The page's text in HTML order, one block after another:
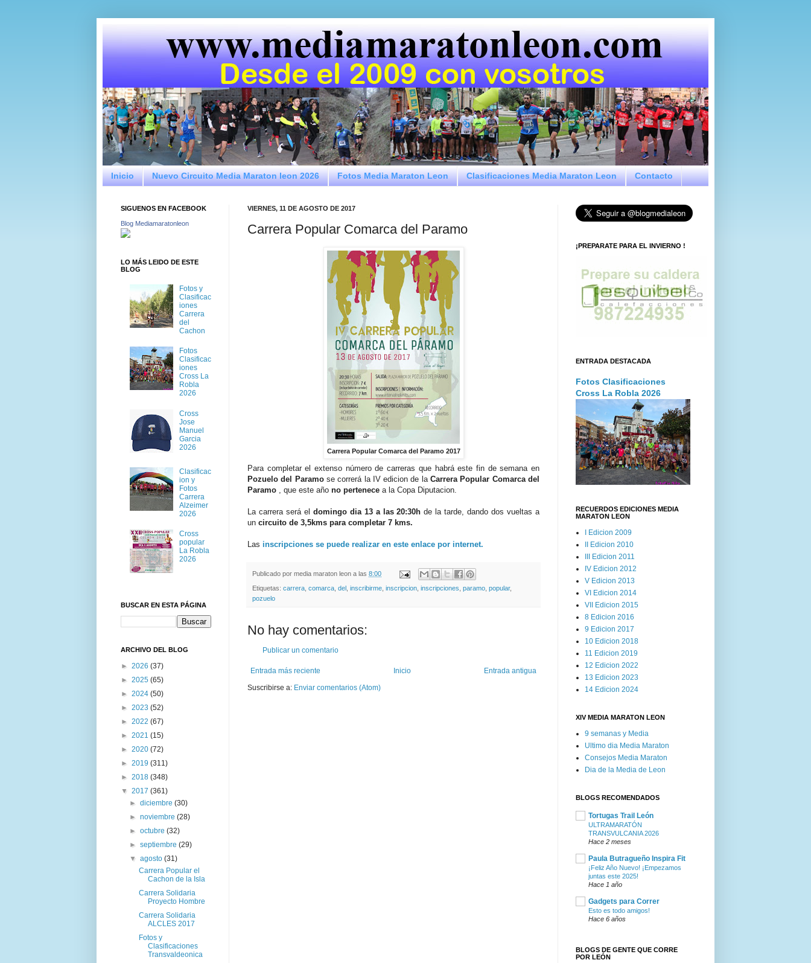
Inicio Nuevo Circuito Media Maraton leon 2026 Fotos Media Maraton Leon Clasificaciones Media Maraton Leon Contacto
VIERNES, 11 DE AGOSTO DE 2017
Carrera Popular Comarca del Paramo
Carrera Popular Comarca del Paramo 2017
Para completar el extenso número de carreras que habrá este fin de semana en
Pozuelo del Paramo se correrá la IV edicion de laCarrera Popular Comarca del
Paramo , que este año no pertenece a la Copa Diputacion.
La carrera será el domingo dia 13 a las 20:30h de la tarde, dando dos vueltas a
un circuito de 3,5kms para completar 7 kms.
Las inscripciones se puede realizar en este enlace por internet.
Publicado por media maraton leon a las 8:00
Etiquetas: carrera, comarca, del , inscribirme, inscripcion, inscripciones, paramo, popular,
pozuelo
No hay comentarios:
Publicar un comentario
Entrada más reciente Entrada antigua
Inicio
Suscribirse a: Enviar comentarios (Atom)
SIGUENOS EN FACEBOOK
Blog Mediamaratonleon
LO MÁS LEIDO DE ESTE
BLOG
Fotos y
Clasificac
iones
Carrera
del
Cachon
Fotos
Clasificac
iones
Cross La
Robla
2026
Cross
Jose
Manuel
Garcia
2026
Clasificac
ion y
Fotos
Carrera
Alzeimer
2026
Cross
popular
La Robla
2026
BUSCAR EN ESTA PÁGINA
ARCHIVO DEL BLOG
► 2026 (37)
► 2025 (65)
► 2024 (50)
► 2023 (52)
► 2022 (67)
► 2021 (15)
► 2020 (72)
► 2019 (311)
► 2018 (348)
▼ 2017 (361)
►diciembre(30)
►noviembre(28)
►octubre(32)
►septiembre(29)
▼agosto(31)
Carrera Popular el
Cachon de la Isla
Carrera Solidaria
Proyecto Hombre
Carrera Solidaria
ALCLES 2017
Fotos y
Clasificaciones
Transvaldeonica
¡PREPARATE PARA EL INVIERNO !
ENTRADA DESTACADA
Fotos Clasificaciones
Cross La Robla 2026
RECUERDOS EDICIONES MEDIA
MARATON LEON
I Edicion 2009
II Edicion 2010
III Edicion 2011
IV Edicion 2012
V Edicion 2013
VI Edicion 2014
VII Edicion 2015
8 Edicion 2016
9 Edicion 2017
10 Edicion 2018
11 Edicion 2019
12 Edicion 2022
13 Edicion 2023
14 Edicion 2024
XIV MEDIA MARATON LEON
9 semanas y Media
Ultimo dia Media Maraton
Consejos Media Maraton
Dia de la Media de Leon
BLOGS RECOMENDADOS
Tortugas Trail León
ULTRAMARATÓN
TRANSVULCANIA 2026
Hace 2 meses
Paula Butragueño Inspira Fit
¡Feliz Año Nuevo! ¡Empezamos
juntas este 2025!
Hace 1 año
Gadgets para Correr
Esto es todo amigos!
Hace 6 años
BLOGS DE GENTE QUE CORRE
POR LEÓN